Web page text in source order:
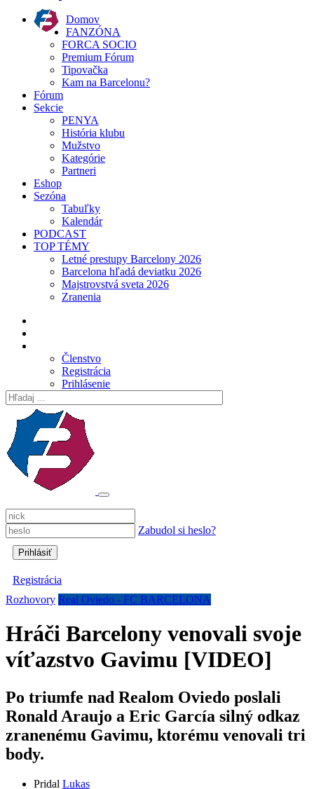
Domov
FANZÓNA
FORCA SOCIO
Premium Fórum
Tipovačka
Kam na Barcelonu?
Fórum
Sekcie
PENYA
História klubu
Mužstvo
Kategórie
Partneri
Eshop
Sezóna
Tabuľky
Kalendár
PODCAST
TOP TÉMY
Letné prestupy Barcelony 2026
Barcelona hľadá deviatku 2026
Majstrovstvá sveta 2026
Zranenia
Členstvo
Registrácia
Prihlásenie
Zabudol si heslo?
Registrácia
Rozhovory Real Oviedo - FC BARCELONA
Hráči Barcelony venovali svoje
víťazstvo Gavimu [VIDEO]
Po triumfe nad Realom Oviedo poslali
Ronald Araujo a Eric García silný odkaz
zranenému Gavimu, ktorému venovali tri
body.
Pridal Lukas